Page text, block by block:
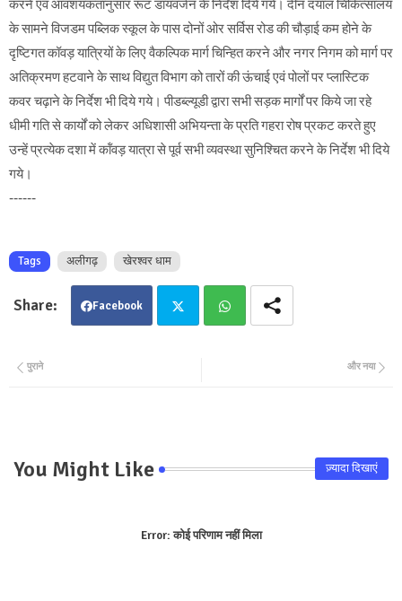
करने एवं आवशयकतानुसार रूट डायवर्जन के निर्देश दिये गये। दीन दयाल चिकित्सालय
के सामने विजडम पब्लिक स्कूल के पास दोनों ओर सर्विस रोड की चौड़ाई कम होने के
दृष्टिगत कॉवड़ यात्रियों के लिए वैकल्पिक मार्ग चिन्हित करने और नगर निगम को मार्ग पर
अतिक्रमण हटवाने के साथ विद्युत विभाग को तारों की ऊंचाई एवं पोलों पर प्लास्टिक
कवर चढ़ाने के निर्देश भी दिये गये। पीडब्ल्यूडी द्वारा सभी सड़क मार्गों पर किये जा रहे
धीमी गति से कार्यों को लेकर अधिशासी अभियन्ता के प्रति गहरा रोष प्रकट करते हुए
उन्हें प्रत्येक दशा में कॉंवड़ यात्रा से पूर्व सभी व्यवस्था सुनिश्चित करने के निर्देश भी दिये
गये।
------
Tags अलीगढ़ खेरश्वर धाम
Facebook
और नया
पुराने
You Might Like ज़्यादा दिखाएं
Error:कोई परिणाम नहीं मिला